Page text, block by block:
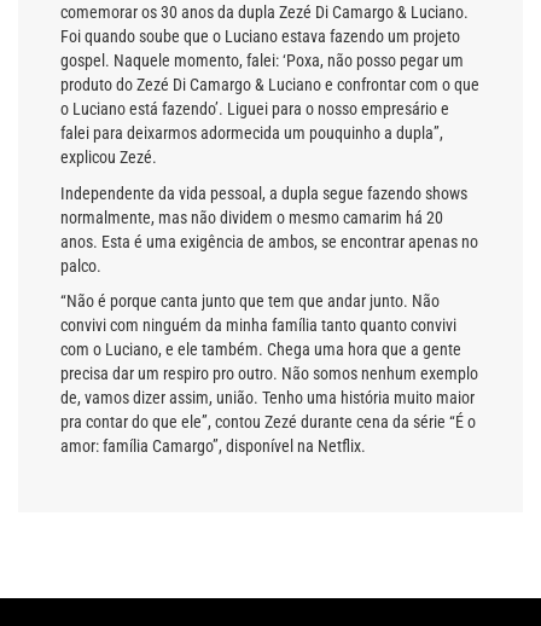
comemorar os 30 anos da dupla Zezé Di Camargo & Luciano.
Foi quando soube que o Luciano estava fazendo um projeto
gospel. Naquele momento, falei: ‘Poxa, não posso pegar um
produto do Zezé Di Camargo & Luciano e confrontar com o que
o Luciano está fazendo’. Liguei para o nosso empresário e
falei para deixarmos adormecida um pouquinho a dupla”,
explicou Zezé.
Independente da vida pessoal, a dupla segue fazendo shows
normalmente, mas não dividem o mesmo camarim há 20
anos. Esta é uma exigência de ambos, se encontrar apenas no
palco.
“Não é porque canta junto que tem que andar junto. Não
convivi com ninguém da minha família tanto quanto convivi
com o Luciano, e ele também. Chega uma hora que a gente
precisa dar um respiro pro outro. Não somos nenhum exemplo
de, vamos dizer assim, união. Tenho uma história muito maior
pra contar do que ele”, contou Zezé durante cena da série “É o
amor: família Camargo”, disponível na Netflix.